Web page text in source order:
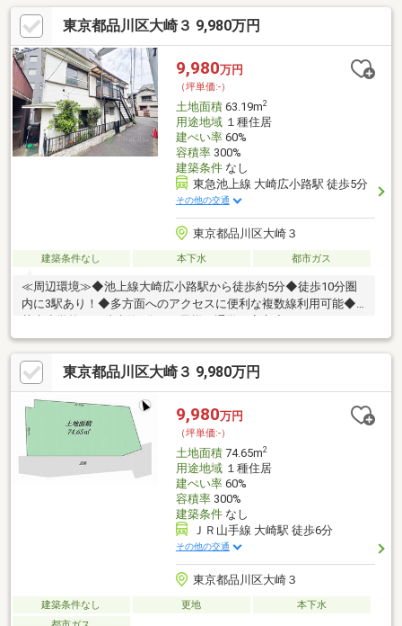
Ｃ＆スカイバルコニー・建物面積 １６４．８２ｍ2(車庫４．９５
ｍ2含む)・建物価格 ４４９０万円・土地建物総額 ２６，３９０万
円(税込)【宅地分譲】・お好みの建築会社でご建築可能な宅地分
譲・建物プランの無料作成承ります・お好みやご予算に合わせて
弊社提携工務店のご紹介も可能です・お気軽にアムティック吉祥
寺本社までお問い合わせください♪
東京都品川区大崎３ 9,980万円
9,980万円
（坪単価:-）
土地面積63.19m2
用途地域１種住居
建ぺい率60%
容積率300%
建築条件なし
東急池上線 大崎広小路駅 徒歩5分
その他の交通
東京都品川区大崎３
建築条件なし 本下水 都市ガス
≪周辺環境≫◆池上線大崎広小路駅から徒歩約5分◆徒歩10分圏
内に3駅あり！◆多方面へのアクセスに便利な複数線利用可能◆
ンビニ点在しておりお買い物楽々≪個性あふれる住まいを実現
≫◆土地面積約19.11坪◆南西向きの日当たり良い区画◆開放感
◎◆建築条件はございません◆お好きなハウスメーカーで建築可
能ご要望をお伺いしオリジナルのプランを無料にて作成します。
お気軽にお問い合わせください。お問い合わせは【フリーダイヤ
ル：0120-133-468】まで♪♪
東京都品川区大崎３ 9,980万円
9,980万円
（坪単価:-）
土地面積74.65m2
用途地域１種住居
建ぺい率60%
容積率300%
建築条件なし
ＪＲ山手線 大崎駅 徒歩6分
その他の交通
東京都品川区大崎３
建築条件なし 更地
本下水